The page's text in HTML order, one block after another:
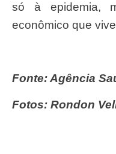
só à epidemia,
econômico que
Fonte: Agência
Fotos: Rondon